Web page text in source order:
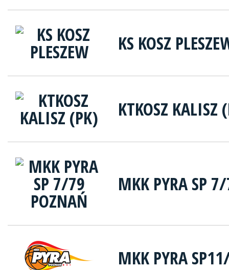
KS KOSZ
KTKOSZ KALISZ
MKK PYRA SP
MKK PYRA